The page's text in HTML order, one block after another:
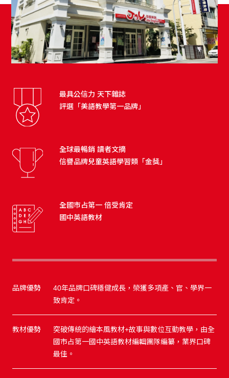
最具公信力 天下雜誌
評選「美語教學第一品牌」
全球最暢銷 讀者文摘
信譽品牌兒童英語學習類「金獎」
全國市占第一 倍受肯定
國中英語教材
品牌優勢
40年品牌口碑穩健成長，榮獲多項產、官、學界一
致肯定。
教材優勢
突破傳統的繪本風教材+故事與數位互動教學，由全
國市占第一國中英語教材編輯團隊編纂，業界口碑
最佳。